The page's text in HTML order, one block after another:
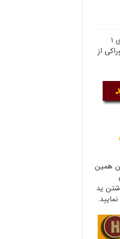
فروش مستقیم نمک تبلور مجدد از کارخانه، نمک تصفیه شده کیسه ۲۵ کیلویی، نمک بسته بندی ۱
از
همین
ید